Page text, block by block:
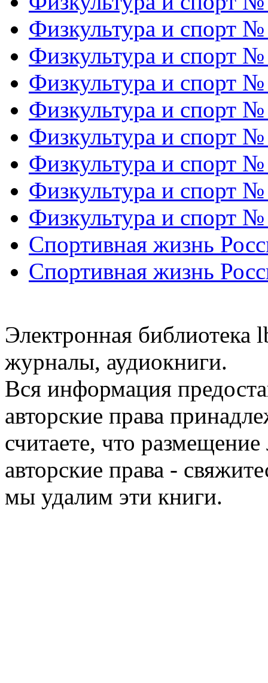
Физкультура и спорт
Физкультура и спорт
Физкультура и спорт
Физкультура и спорт
Физкультура и спорт
Физкультура и спорт
Физкультура и спорт
Физкультура и спорт
Спортивная жизнь
Спортивная жизнь
Электронная библиотека
журналы, аудиокниги.
Вся информация
авторские права
считаете, что
авторские права -
мы удалим эти книги.